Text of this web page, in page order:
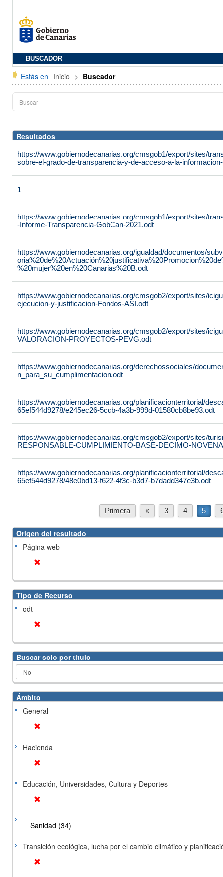
BUSCADOR
Estás en Inicio > Buscador
Resultados
https://www.gobiernodecanarias.org/cmsgob1/export/sites/
sobre-el-grado-de-transparencia-y-de-acceso-a-la-
1
https://www.gobiernodecanarias.org/cmsgob1/export/sites/
-Informe-Transparencia-GobCan-2021.odt
https://www.gobiernodecanarias.org/igualdad/documentos/
%20mujer%20en%20Canarias%20B.odt
https://www.gobiernodecanarias.org/cmsgob2/export/sites/
ejecucion-y-justificacion-Fondos-ASI.odt
https://www.gobiernodecanarias.org/cmsgob2/export/sites/
VALORACION-PROYECTOS-PEVG.odt
https://www.gobiernodecanarias.org/derechossociales/
n_para_su_cumplimentacion.odt
https://www.gobiernodecanarias.org/planificacionterritorial/
65ef544d9278/e245ec26-5cdb-4a3b-999d-01580cb8be93.odt
https://www.gobiernodecanarias.org/cmsgob2/export/sites/
RESPONSABLE-CUMPLIMIENTO-BASE-DECIMO-
https://www.gobiernodecanarias.org/planificacionterritorial/
65ef544d9278/48e0bd13-f622-4f3c-b3d7-b7dadd347e3b.odt
Primera « 3 4 5
Origen del resultado
Página web
Tipo de Recurso
odt
Buscar solo por título
Ámbito
General
Hacienda
Educación, Universidades, Cultura y Deportes
Sanidad (34)
Transición ecológica, lucha por el cambio climático y